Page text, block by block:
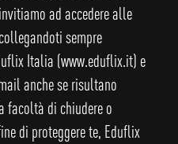
ad accedere alle
sempre
Italia (www.eduflix.it) e
anche se risultano
di chiudere o
di proteggere te, Eduflix